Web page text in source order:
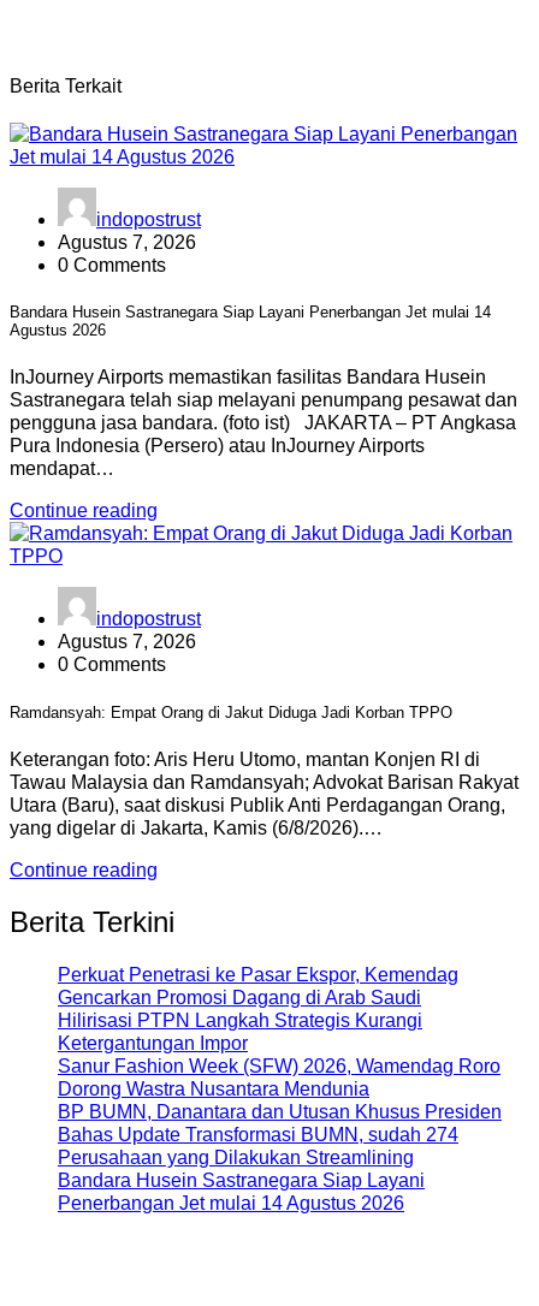
Berita Terkait
indopostrust
Agustus 7, 2026
0 Comments
Bandara Husein Sastranegara Siap Layani Penerbangan Jet mulai 14
Agustus 2026
InJourney Airports memastikan fasilitas Bandara Husein
Sastranegara telah siap melayani penumpang pesawat dan
pengguna jasa bandara. (foto ist) JAKARTA – PT Angkasa
Pura Indonesia (Persero) atau InJourney Airports
mendapat…
Continue reading
indopostrust
Agustus 7, 2026
0 Comments
Ramdansyah: Empat Orang di Jakut Diduga Jadi Korban TPPO
Keterangan foto: Aris Heru Utomo, mantan Konjen RI di
Tawau Malaysia dan Ramdansyah; Advokat Barisan Rakyat
Utara (Baru), saat diskusi Publik Anti Perdagangan Orang,
yang digelar di Jakarta, Kamis (6/8/2026).…
Continue reading
Berita Terkini
Perkuat Penetrasi ke Pasar Ekspor, Kemendag
Gencarkan Promosi Dagang di Arab Saudi
Hilirisasi PTPN Langkah Strategis Kurangi
Ketergantungan Impor
Sanur Fashion Week (SFW) 2026, Wamendag Roro
Dorong Wastra Nusantara Mendunia
BP BUMN, Danantara dan Utusan Khusus Presiden
Bahas Update Transformasi BUMN, sudah 274
Perusahaan yang Dilakukan Streamlining
Bandara Husein Sastranegara Siap Layani
Penerbangan Jet mulai 14 Agustus 2026